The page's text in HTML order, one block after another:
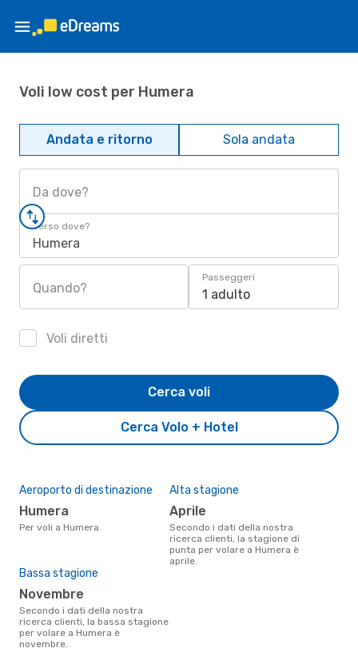
Voli low cost per Humera
Andata e ritorno Sola andata
Da dove?
Verso dove?
Humera
Quando?
Passeggeri
1 adulto
Voli diretti
Cerca Volo + Hotel
Cerca voli
Aeroporto di destinazione
Humera
Per voli a Humera
Alta stagione
aprile
Secondo i dati della nostra
ricerca clienti, la stagione di
punta per volare a Humera è
aprile.
Bassa stagione
novembre
Secondo i dati della nostra
ricerca clienti, la bassa stagione
per volare a Humera è
novembre.